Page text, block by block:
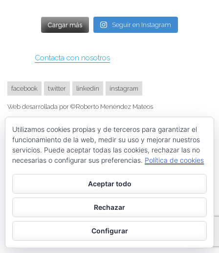
Cargar más Seguir en Instagram
Contacta con nosotros
facebook twitter linkedin instagram
Web desarrollada por ©Roberto Menéndez Mateos
Utilizamos cookies propias y de terceros para garantizar el
funcionamiento de la web, medir su uso y mejorar nuestros
servicios. Puede aceptar todas las cookies, rechazar las no
necesarias o configurar sus preferencias. Política de cookies
Aceptar todo
Rechazar
Configurar